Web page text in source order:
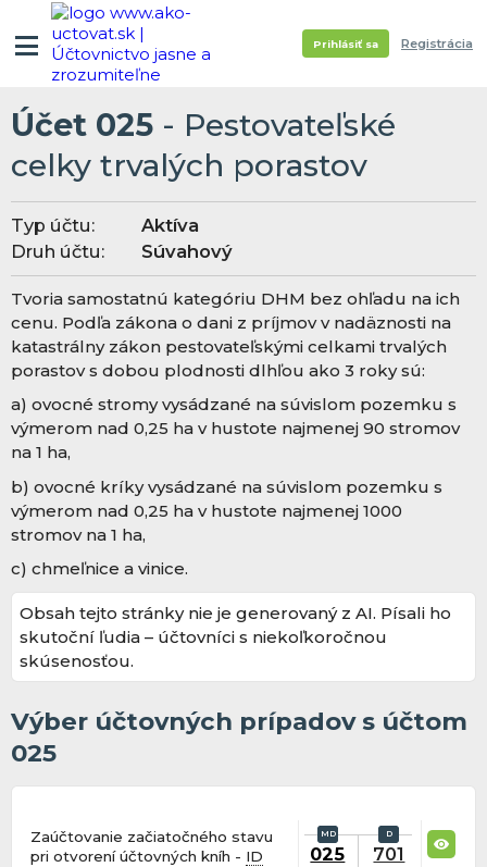
Prihlásiť sa Registrácia
Účet 025 - Pestovateľské
celky trvalých porastov
Typ účtu:
Aktíva
Druh účtu:
Súvahový
Tvoria samostatnú kategóriu DHM bez ohľadu na ich
cenu. Podľa zákona o dani z príjmov v nadäznosti na
katastrálny zákon pestovateľskými celkami trvalých
porastov s dobou plodnosti dlhľou ako 3 roky sú:
a) ovocné stromy vysádzané na súvislom pozemku s
výmerom nad 0,25 ha v hustote najmenej 90 stromov
na 1 ha,
b) ovocné kríky vysádzané na súvislom pozemku s
výmerom nad 0,25 ha v hustote najmenej 1000
stromov na 1 ha,
c) chmeľnice a vinice.
Obsah tejto stránky nie je generovaný z AI. Písali ho
skutoční ľudia – účtovníci s niekoľkoročnou
skúsenosťou.
Výber účtovných prípadov s účtom
025
Zaúčtovanie začiatočného stavu
pri otvorení účtovných kníh - ID 025 701